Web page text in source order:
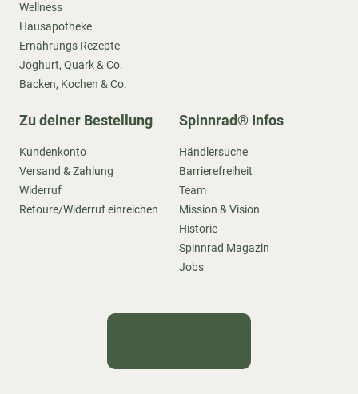
Wellness
Hausapotheke
Ernährungs Rezepte
Joghurt, Quark & Co.
Backen, Kochen & Co.
Zu deiner Bestellung
Kundenkonto
Versand & Zahlung
Widerruf
Retoure/Widerruf einreichen
Spinnrad® Infos
Händlersuche
Barrierefreiheit
Team
Mission & Vision
Historie
Spinnrad Magazin
Jobs